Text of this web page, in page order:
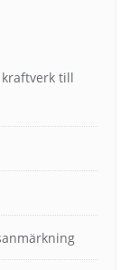
till